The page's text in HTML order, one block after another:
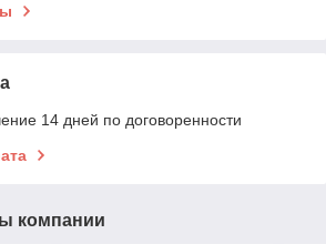
14 дней по договоренности
компании